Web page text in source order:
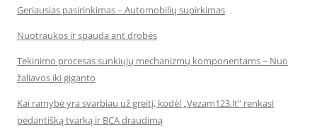
Geriausias pasirinkimas – Automobilių supirkimas
Nuotraukos ir spauda ant drobės
Tekinimo procesas sunkiųjų mechanizmų komponentams – Nuo
žaliavos iki giganto
Kai ramybė yra svarbiau už greitį, kodėl „Vezam123.lt“ renkasi
pedantišką tvarką ir BCA draudimą